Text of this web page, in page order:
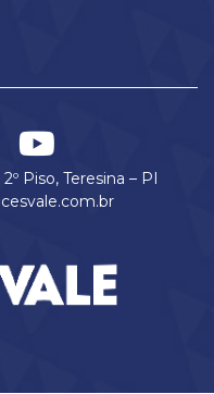
Piso, Teresina – PI